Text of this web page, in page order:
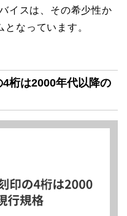
イスは、その希少性か
なっています。
桁は2000年代以降の